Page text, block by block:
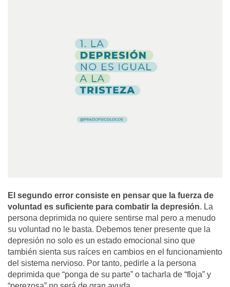
El segundo error consiste en pensar que la fuerza de
voluntad es suficiente para combatir la depresión. La
persona deprimida no quiere sentirse mal pero a menudo
su voluntad no le basta. Debemos tener presente que la
depresión no solo es un estado emocional sino que
también sienta sus raíces en cambios en el funcionamiento
del sistema nervioso. Por tanto, pedirle a la persona
deprimida que “ponga de su parte” o tacharla de “floja” y